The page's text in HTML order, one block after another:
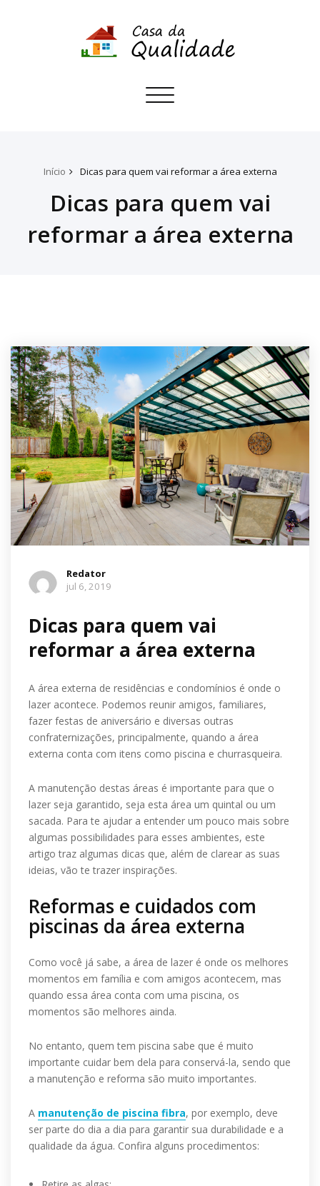
Toggle
Início Dicas para quem vai reformar a área externa
Dicas para quem vai
reformar a área externa
Redator
jul 6, 2019
Dicas para quem vai
reformar a área externa
A área externa de residências e condomínios é onde o
lazer acontece. Podemos reunir amigos, familiares,
fazer festas de aniversário e diversas outras
confraternizações, principalmente, quando a área
externa conta com itens como piscina e churrasqueira.
A manutenção destas áreas é importante para que o
lazer seja garantido, seja esta área um quintal ou um
sacada. Para te ajudar a entender um pouco mais sobre
algumas possibilidades para esses ambientes, este
artigo traz algumas dicas que, além de clarear as suas
ideias, vão te trazer inspirações.
Reformas e cuidados com
piscinas da área externa
Como você já sabe, a área de lazer é onde os melhores
momentos em família e com amigos acontecem, mas
quando essa área conta com uma piscina, os
momentos são melhores ainda.
No entanto, quem tem piscina sabe que é muito
importante cuidar bem dela para conservá-la, sendo que
a manutenção e reforma são muito importantes.
A manutenção de piscina fibra, por exemplo, deve
ser parte do dia a dia para garantir sua durabilidade e a
qualidade da água. Confira alguns procedimentos: